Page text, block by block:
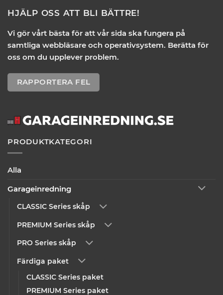
HJÄLP OSS ATT BLI BÄTTRE!
Vi gör vårt bästa för att vår sida ska fungera på
samtliga webbläsare och operativsystem. Berätta för
oss om du upplever problem.
RAPPORTERA FEL
PRODUKTKATEGORI
Alla
Garageinredning
CLASSIC Series skåp
PREMIUM Series skåp
PRO Series skåp
Färdiga paket
CLASSIC Series paket
PREMIUM Series paket